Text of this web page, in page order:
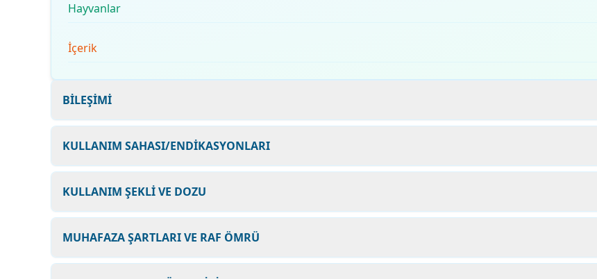
Hayvanlar
İçerik
BİLEŞİMİ
KULLANIM SAHASI/ENDİKASYONLARI
KULLANIM ŞEKLİ VE DOZU
MUHAFAZA ŞARTLARI VE RAF ÖMRÜ